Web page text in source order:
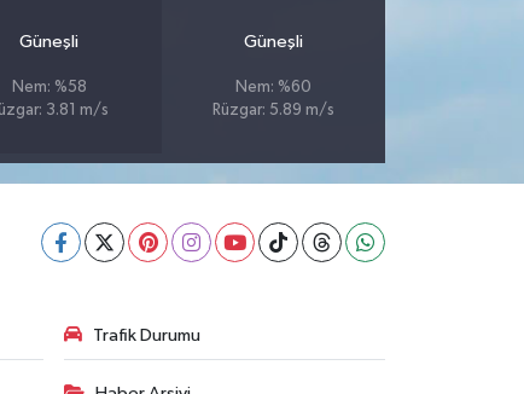
Güneşli
Nem: %58
3.81 m/s
Güneşli
Nem: %60
Rüzgar: 5.89 m/s
Trafik Durumu